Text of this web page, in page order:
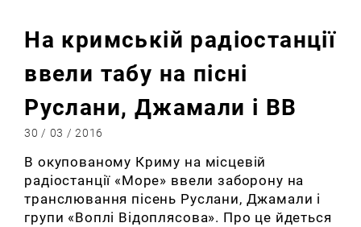
На кримській радіостанції
ввели табу на пісні
Руслани, Джамали і ВВ
30 / 03 / 2016
В окупованому Криму на місцевій
радіостанції «Море» ввели заборону на
транслювання пісень Руслани, Джамали і
групи «Воплі Відоплясова». Про це йдеться